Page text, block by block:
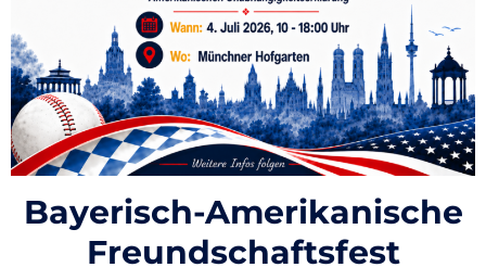
Bayerisch-Amerikanische
Freundschaftsfest